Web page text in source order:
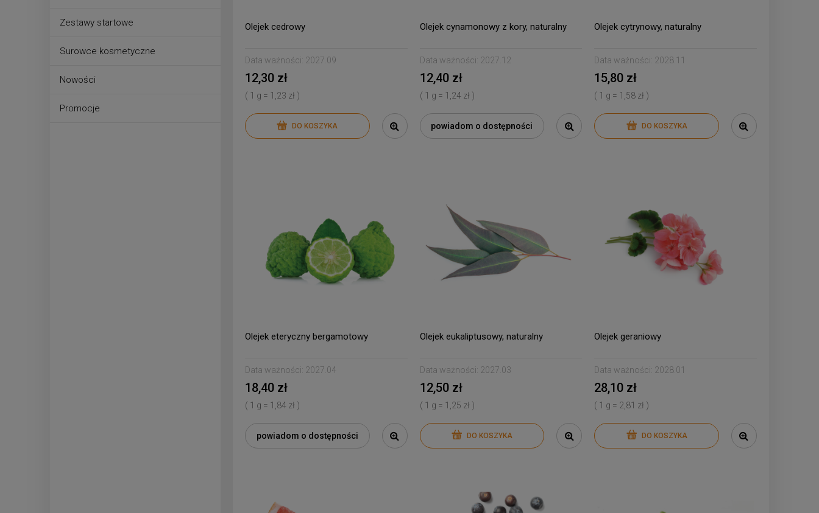
Zestawy startowe
Surowce kosmetyczne
Nowości
Promocje
Olejek cedrowy
Data ważności: 2027.09
12,30 zł
( 1 g = 1,23 zł )
DO KOSZYKA
Olejek cynamonowy z kory, naturalny
Data ważności: 2027.12
12,40 zł
( 1 g = 1,24 zł )
powiadom o dostępności
Olejek cytrynowy, naturalny
Data ważności: 2028.11
15,80 zł
( 1 g = 1,58 zł )
DO KOSZYKA
Olejek eteryczny bergamotowy
Data ważności: 2027.04
18,40 zł
( 1 g = 1,84 zł )
powiadom o dostępności
Olejek eukaliptusowy, naturalny
Data ważności: 2027.03
12,50 zł
( 1 g = 1,25 zł )
DO KOSZYKA
Olejek geraniowy
Data ważności: 2028.01
28,10 zł
( 1 g = 2,81 zł )
DO KOSZYKA